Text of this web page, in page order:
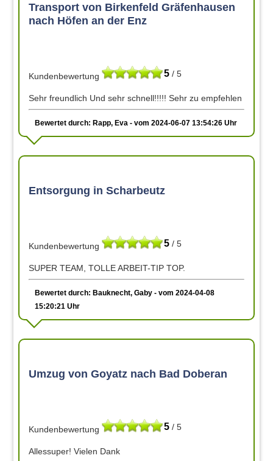
Transport von Birkenfeld Gräfenhausen
nach Höfen an der Enz
5 / 5
Kundenbewertung
Sehr freundlich Und sehr schnell!!!!! Sehr zu empfehlen
Bewertet durch: Rapp, Eva - vom 2024-06-07 13:54:26 Uhr
Entsorgung in Scharbeutz
5 / 5
Kundenbewertung
SUPER TEAM, TOLLE ARBEIT-TIP TOP.
Bewertet durch: Bauknecht, Gaby - vom 2024-04-08
15:20:21 Uhr
Umzug von Goyatz nach Bad Doberan
5 / 5
Kundenbewertung
Allessuper! Vielen Dank